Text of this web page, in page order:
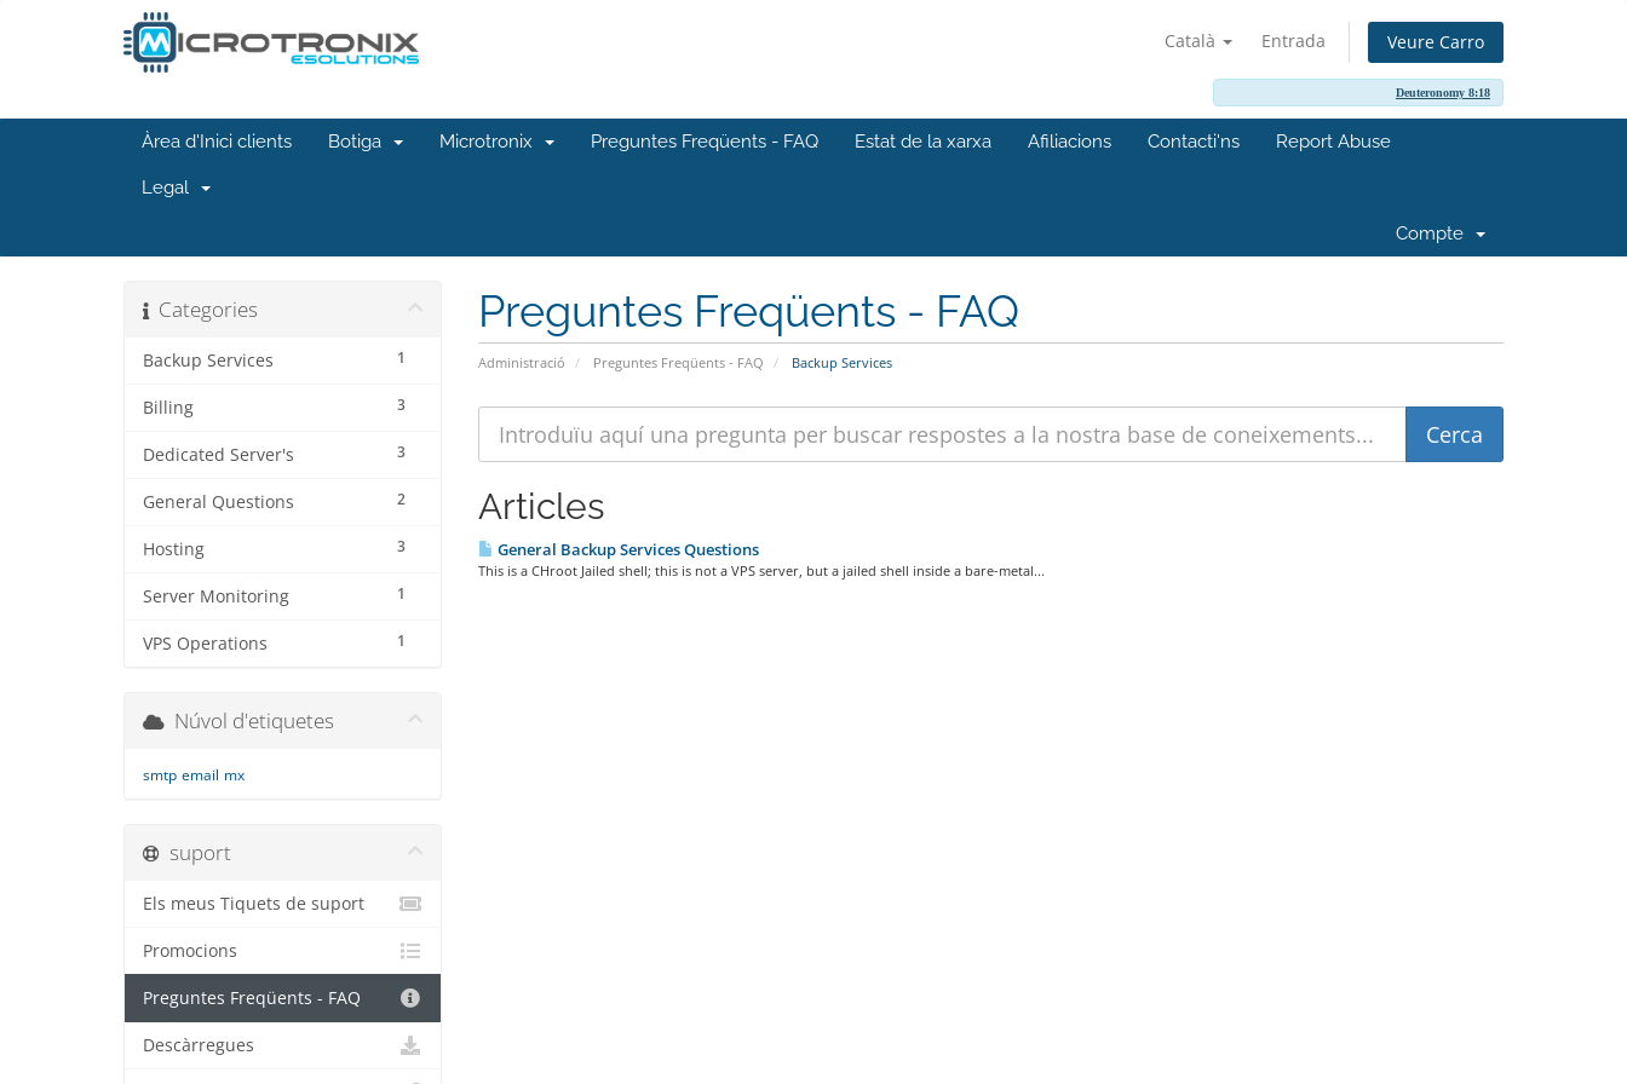
Català Entrada Veure Carro
Deuteronomy 8:18
Àrea d'Inici clients Botiga Microtronix Preguntes Freqüents - FAQ Estat de la xarxa Afiliacions Contacti'ns Report Abuse
Legal
Compte
Preguntes Freqüents - FAQ
Administració Preguntes Freqüents - FAQ Backup Services
Categories
1
Backup Services
3
Billing
3
Dedicated Server's
2
General Questions
3
Hosting
1
Server Monitoring
1
VPS Operations
Articles
General Backup Services Questions
This is a CHroot Jailed shell; this is not a VPS server, but a jailed shell inside a bare-metal...
Núvol d'etiquetes
smtp email mx
suport
Els meus Tiquets de suport
Promocions
Preguntes Freqüents - FAQ
Descàrregues